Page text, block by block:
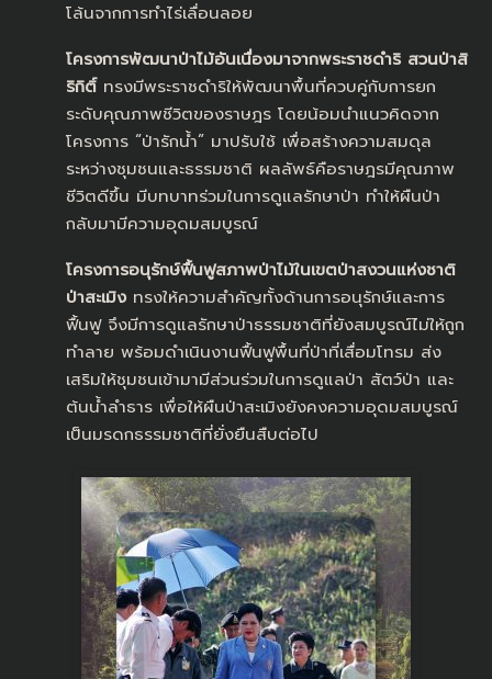
โล้นจากการทำไร่เลื่อนลอย
โครงการพัฒนาป่าไม้อันเนื่องมาจากพระราชดำริ สวนป่าสิ
ริกิติ์ ทรงมีพระราชดำริให้พัฒนาพื้นที่ควบคู่กับการยก
ระดับคุณภาพชีวิตของราษฎร โดยน้อมนำแนวคิดจาก
โครงการ “ป่ารักน้ำ” มาปรับใช้ เพื่อสร้างความสมดุล
ระหว่างชุมชนและธรรมชาติ ผลลัพธ์คือราษฎรมีคุณภาพ
ชีวิตดีขึ้น มีบทบาทร่วมในการดูแลรักษาป่า ทำให้ผืนป่า
กลับมามีความอุดมสมบูรณ์
โครงการอนุรักษ์ฟื้นฟูสภาพป่าไม้ในเขตป่าสงวนแห่งชาติ
ป่าสะเมิง ทรงให้ความสำคัญทั้งด้านการอนุรักษ์และการ
ฟื้นฟู จึงมีการดูแลรักษาป่าธรรมชาติที่ยังสมบูรณ์ไม่ให้ถูก
ทำลาย พร้อมดำเนินงานฟื้นฟูพื้นที่ป่าที่เสื่อมโทรม ส่ง
เสริมให้ชุมชนเข้ามามีส่วนร่วมในการดูแลป่า สัตว์ป่า และ
ต้นน้ำลำธาร เพื่อให้ผืนป่าสะเมิงยังคงความอุดมสมบูรณ์
เป็นมรดกธรรมชาติที่ยั่งยืนสืบต่อไป